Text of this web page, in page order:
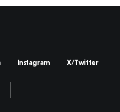
Instagram X/Twitter